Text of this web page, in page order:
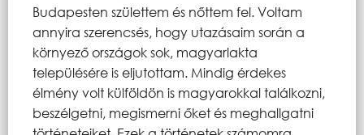
Budapesten születtem és nőttem fel. Voltam
annyira szerencsés, hogy utazásaim során a
környező országok sok, magyarlakta
településére is eljutottam. Mindig érdekes
élmény volt külföldön is magyarokkal találkozni,
beszélgetni, megismerni őket és meghallgatni